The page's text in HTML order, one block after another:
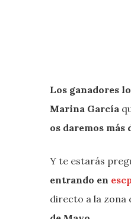
Los ganadores
Marina García
os daremos más
Y te estarás
entrando en
directo a la zona